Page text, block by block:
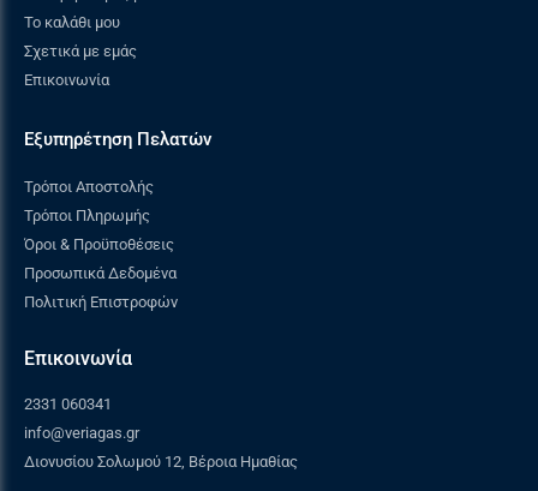
Το καλάθι μου
Σχετικά με εμάς
Επικοινωνία
Εξυπηρέτηση Πελατών
Τρόποι Αποστολής
Τρόποι Πληρωμής
Όροι & Προϋποθέσεις
Προσωπικά Δεδομένα
Πολιτική Επιστροφών
Επικοινωνία
2331 060341
info@veriagas.gr
Διονυσίου Σολωμού 12, Βέροια Ημαθίας